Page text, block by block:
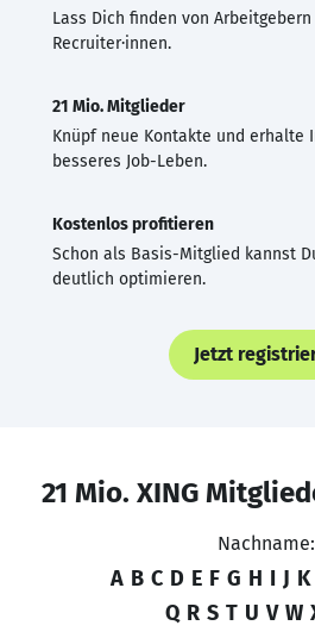
Lass Dich finden von
Recruiter·innen.
21 Mio. Mitglieder
Knüpf neue Kontakte und erhalte
besseres Job-Leben.
Kostenlos profitieren
Schon als Basis-Mitglied kannst
deutlich optimieren.
Jetzt
21 Mio. XING
Nachname:
A B C D E F G H I J K
Q R S T U V W